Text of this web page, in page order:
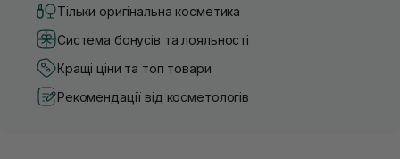
Тільки оригінальна косметика
Система бонусів та лояльності
Кращі ціни та топ товари
Рекомендації від косметологів